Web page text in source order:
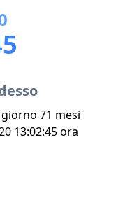
71 mesi
13:02:45 ora